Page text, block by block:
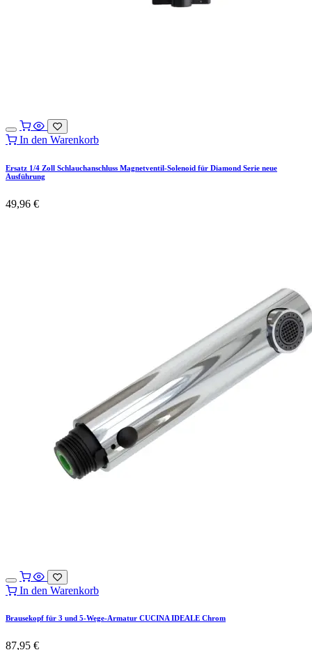
In den Warenkorb
Ersatz 1/4 Zoll Schlauchanschluss Magnetventil-Solenoid für Diamond Serie neue
Ausführung
49,96 €
In den Warenkorb
Brausekopf für 3 und 5-Wege-Armatur CUCINA IDEALE Chrom
87,95 €